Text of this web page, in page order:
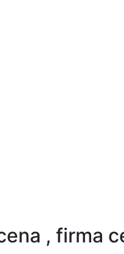
, firma